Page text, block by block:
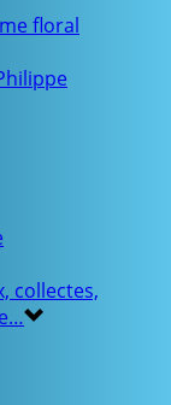
floral
collectes,